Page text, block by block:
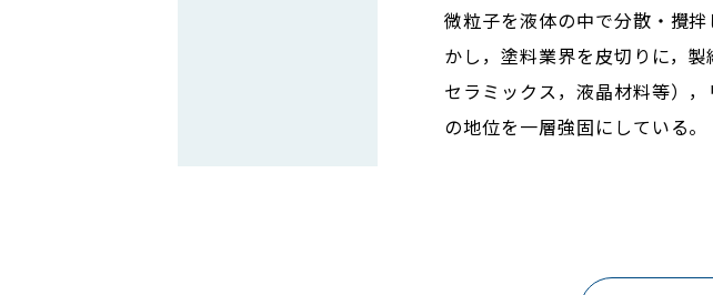
微粒子を液体の中で分散・攪
かし，塗料業界を皮切りに，
セラミックス，液晶材料等）
の地位を一層強固にしている。